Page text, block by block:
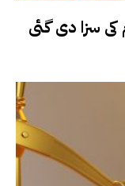
کی سزا دی گئی